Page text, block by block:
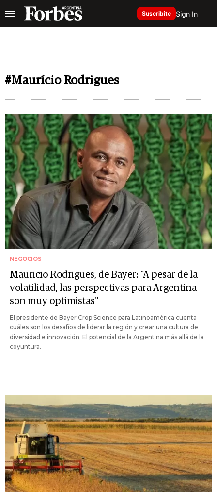
Suscribite Sign In
#Maurício Rodrigues
NEGOCIOS
Mauricio Rodrigues, de Bayer: "A pesar de la
volatilidad, las perspectivas para Argentina
son muy optimistas"
El presidente de Bayer Crop Science para Latinoamérica cuenta
cuáles son los desafíos de liderar la región y crear una cultura de
diversidad e innovación. El potencial de la Argentina más allá de la
coyuntura.